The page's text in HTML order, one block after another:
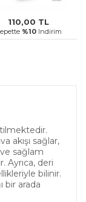
110,00 TL
%10Indirim
akışı sağlar,
sağlam
Ayrıca, deri
bilinir.
bir arada